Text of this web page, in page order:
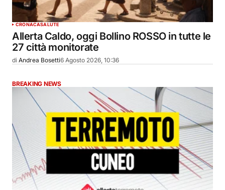
BREAKING NEWS
CRONACASALUTE
Allerta Caldo, oggi Bollino ROSSO in tutte le
27 città monitorate
di Andrea Bosetti6 Agosto 2026, 10:36